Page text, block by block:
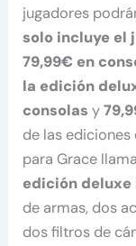
jugadores
solo incluye el
79,99€ en
la edición
consolas y
de las
para Grace
edición deluxe
de armas, dos
dos filtros de